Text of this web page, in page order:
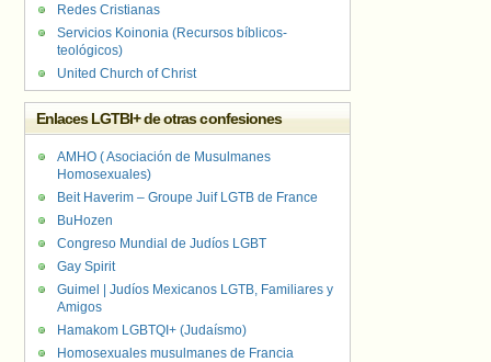
Redes Cristianas
Servicios Koinonia (Recursos bíblicos-
teológicos)
United Church of Christ
Enlaces LGTBI+ de otras confesiones
AMHO ( Asociación de Musulmanes
Homosexuales)
Beit Haverim – Groupe Juif LGTB de France
BuHozen
Congreso Mundial de Judíos LGBT
Gay Spirit
Guimel | Judíos Mexicanos LGTB, Familiares y
Amigos
Hamakom LGBTQI+ (Judaísmo)
Homosexuales musulmanes de Francia